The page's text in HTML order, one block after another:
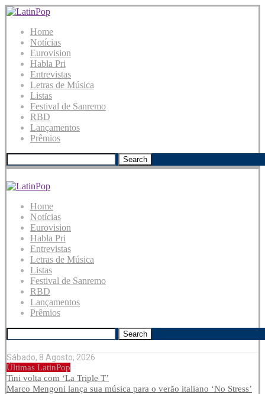
Home
Notícias
Eurovision
Habla Pri
Entrevistas
Letras de Música
Listas
Festival de Sanremo
RBD
Lançamentos
Prêmios
Search
Home
Notícias
Eurovision
Habla Pri
Entrevistas
Letras de Música
Listas
Festival de Sanremo
RBD
Lançamentos
Prêmios
Search
Sábado, 8 Agosto, 2026
Últimas LatinPop
Tini volta com ‘La Triple T’
Marco Mengoni lança sua música para o verão italiano ‘No Stress’